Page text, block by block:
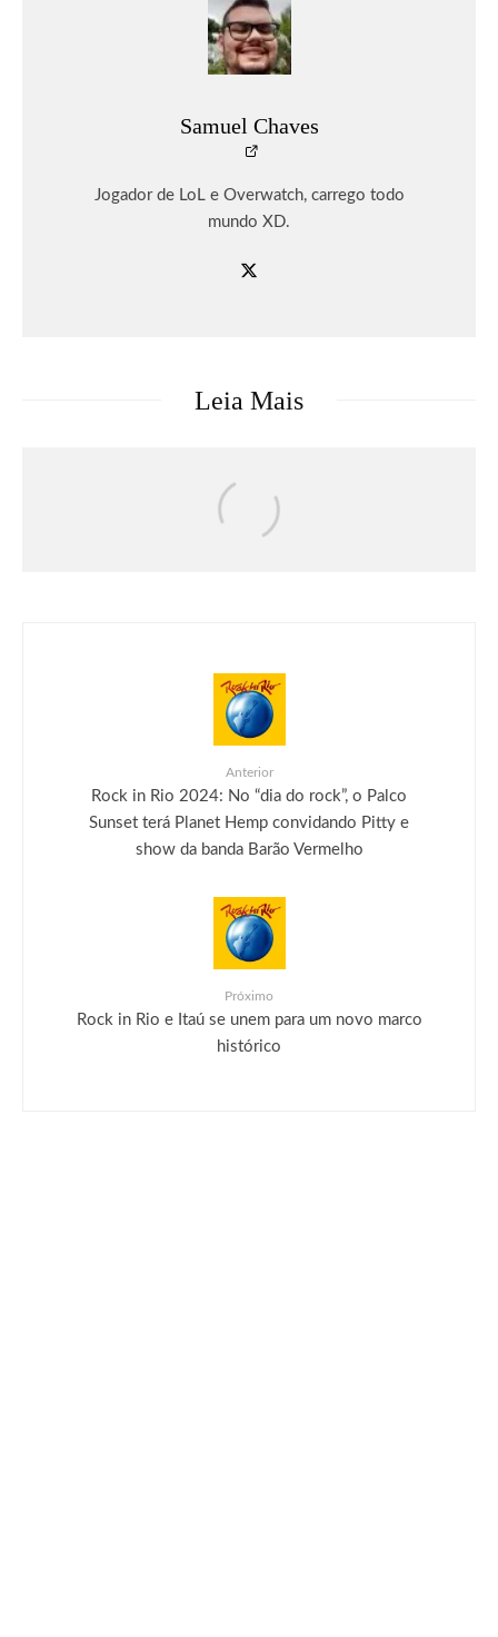
Samuel Chaves
Jogador de LoL e Overwatch, carrego todo
mundo XD.
Leia Mais
O terceiro álbum de Gracie Abrams,
Anterior
Rock in Rio 2024: No “dia do rock”, o Palco
Sunset terá Planet Hemp convidando Pitty e
show da banda Barão Vermelho
Próximo
Rock in Rio e Itaú se unem para um novo marco
histórico